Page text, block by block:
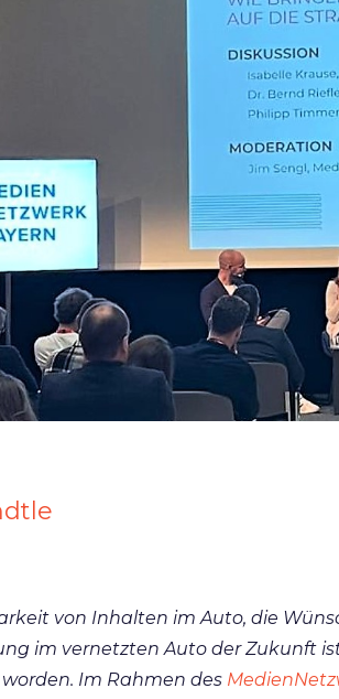
von Inhalten im Auto, die
im vernetzten Auto der Zukunft
Im Rahmen des